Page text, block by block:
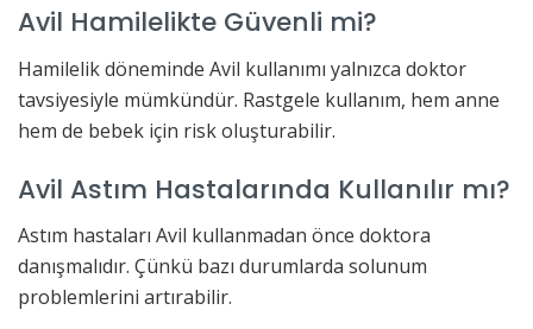
Avil Hamilelikte Güvenli mi?
Hamilelik döneminde Avil kullanımı yalnızca doktor
tavsiyesiyle mümkündür. Rastgele kullanım, hem anne
hem de bebek için risk oluşturabilir.
Avil Astım Hastalarında Kullanılır mı?
Astım hastaları Avil kullanmadan önce doktora
danışmalıdır. Çünkü bazı durumlarda solunum
problemlerini artırabilir.